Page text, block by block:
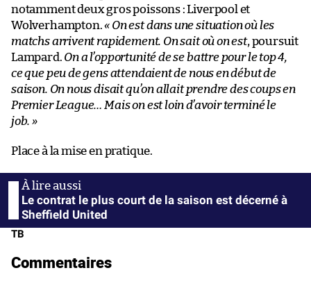
notamment deux gros poissons : Liverpool et
Wolverhampton.« On est dans une situation où les
matchs arrivent rapidement. On sait où on est, poursuit
Lampard. On a l’opportunité de se battre pour le top 4,
ce que peu de gens attendaient de nous en début de
saison. On nous disait qu’on allait prendre des coups en
Premier League… Mais on est loin d’avoir terminé le
job. »
Place à la mise en pratique.
Le contrat le plus court de la saison est décerné à
Sheffield United
TB
Commentaires